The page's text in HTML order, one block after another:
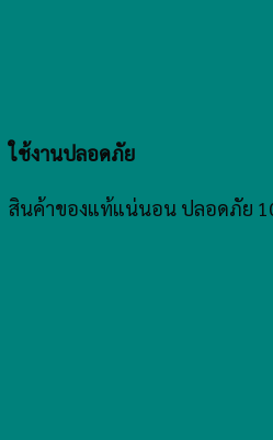
ใช้งานปลอดภัย
สินค้าของแท้แน่นอน ปลอดภัย